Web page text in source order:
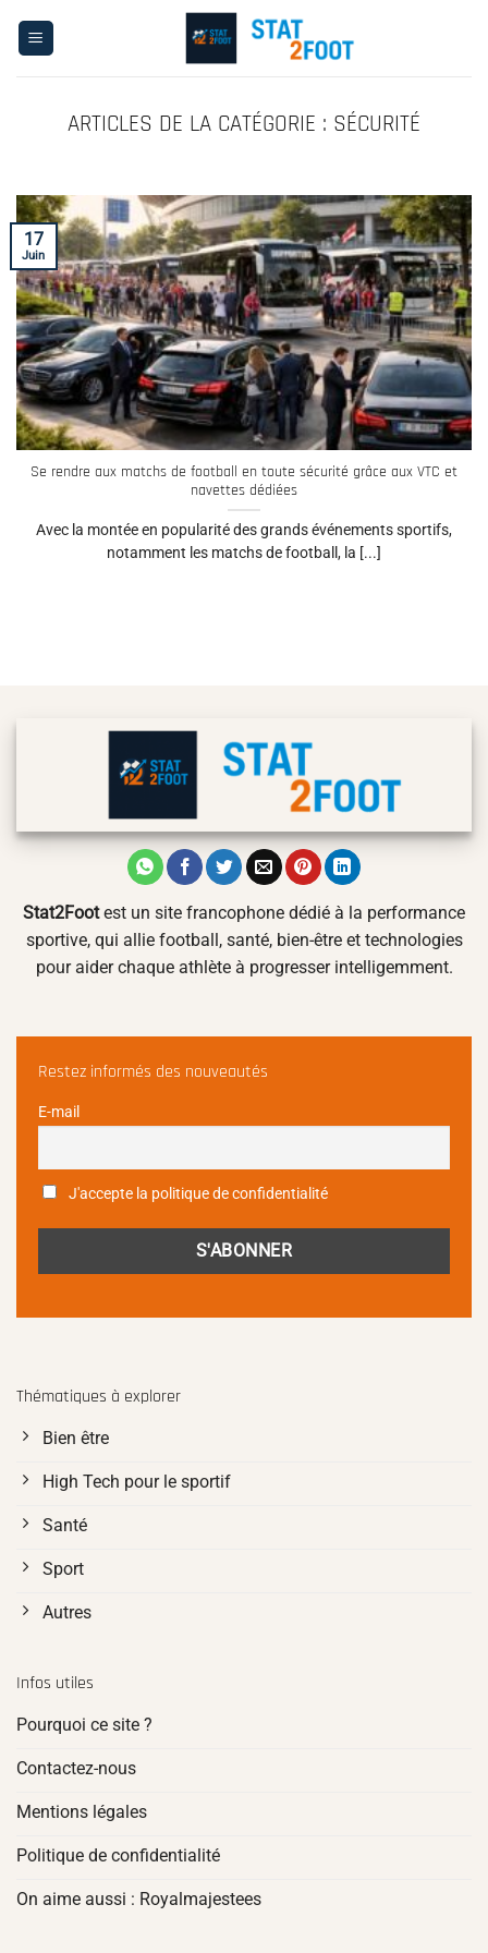
SÉCURITÉ
Se rendre aux matchs de football en toute sécurité grâce aux VTC et
navettes dédiées
Avec la montée en popularité des grands événements sportifs,
notamment les matchs de football, la [...]
17
Juin
Stat2Footest un site francophone dédié à la performance
sportive, qui allie football, santé, bien-être et technologies
pour aider chaque athlète à progresser intelligemment.
Restez informés des nouveautés
E-mail
J'accepte la politique de confidentialité
Thématiques à explorer
Bien être
High Tech pour le sportif
Santé
Sport
Autres
Infos utiles
Pourquoi ce site ?
Contactez-nous
Mentions légales
Politique de confidentialité
On aime aussi : Royalmajestees